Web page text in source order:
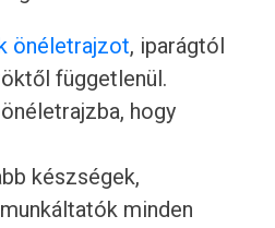
önéletrajzot, iparágtól
függetlenül.
hogy
készségek,
minden